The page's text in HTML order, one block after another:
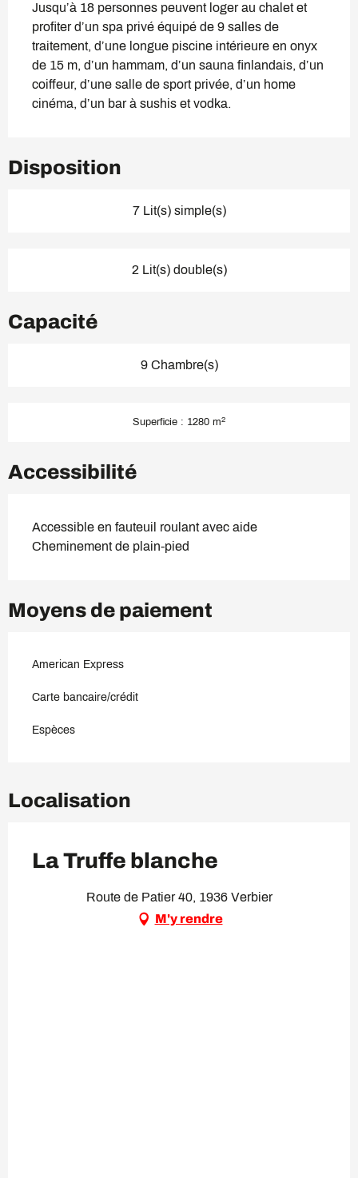
Jusqu’à 18 personnes peuvent loger au chalet et
profiter d’un spa privé équipé de 9 salles de
traitement, d’une longue piscine intérieure en onyx
de 15 m, d’un hammam, d’un sauna finlandais, d’un
coiffeur, d’une salle de sport privée, d’un home
cinéma, d’un bar à sushis et vodka.
Disposition
7 Lit(s) simple(s)
2 Lit(s) double(s)
Capacité
9 Chambre(s)
Superficie : 1280 m2
Accessibilité
Accessible en fauteuil roulant avec aide
Cheminement de plain-pied
Moyens de paiement
American Express
Carte bancaire/crédit
Espèces
Localisation
La Truffe blanche
Route de Patier 40, 1936 Verbier
M'y rendre